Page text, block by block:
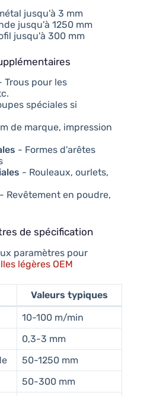
jusqu'à 3 mm
jusqu'à 1250 mm
jusqu'à 300 mm
pour les
spéciales si
de marque, impression
- Formes d'arêtes
- Rouleaux, ourlets,
- Revêtement en poudre,
de spécification
paramètres pour
légères OEM
Valeurs typiques
10-100 m/min
0,3-3 mm
50-1250 mm
50-300 mm